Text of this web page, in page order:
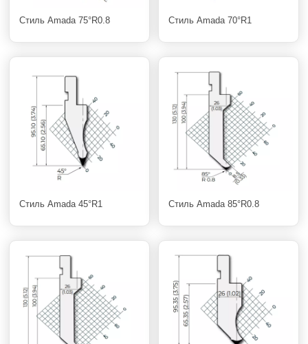
Стиль Amada 75°R0.8 Стиль Amada 70°R1
Стиль Amada 45°R1 Стиль Amada 85°R0.8